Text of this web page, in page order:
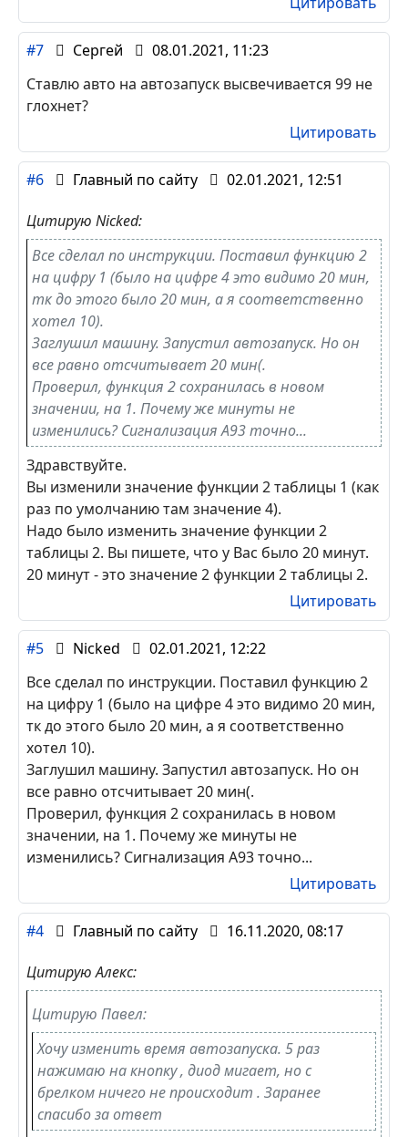
#7 Сергей
08.01.2021, 11:23
Ставлю авто на автозапуск высвечивается 99 не
глохнет?
Цитировать
#6 Главный по сайту 02.01.2021, 12:51
Цитирую Nicked:
Все сделал по инструкции. Поставил функцию 2
на цифру 1 (было на цифре 4 это видимо 20 мин,
тк до этого было 20 мин, а я соответственно
хотел 10).
Заглушил машину. Запустил автозапуск. Но он
все равно отсчитывает 20 мин(.
Проверил, функция 2 сохранилась в новом
значении, на 1. Почему же минуты не
изменились? Сигнализация А93 точно...
Здравствуйте.
Вы изменили значение функции 2 таблицы 1 (как
раз по умолчанию там значение 4).
Надо было изменить значение функции 2
таблицы 2. Вы пишете, что у Вас было 20 минут.
20 минут - это значение 2 функции 2 таблицы 2.
Цитировать
#5 Nicked
02.01.2021, 12:22
Все сделал по инструкции. Поставил функцию 2
на цифру 1 (было на цифре 4 это видимо 20 мин,
тк до этого было 20 мин, а я соответственно
хотел 10).
Заглушил машину. Запустил автозапуск. Но он
все равно отсчитывает 20 мин(.
Проверил, функция 2 сохранилась в новом
значении, на 1. Почему же минуты не
изменились? Сигнализация А93 точно...
Цитировать
#4 Главный по сайту 16.11.2020, 08:17
Цитирую Алекс:
Цитирую Павел:
Хочу изменить время автозапуска. 5 раз
нажимаю на кнопку , диод мигает, но с
брелком ничего не происходит . Заранее
спасибо за ответ